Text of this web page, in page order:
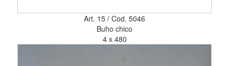
Art. 15 / Cod. 5046
Buho chico
4 x 480